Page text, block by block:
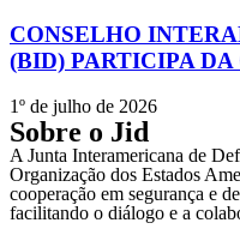
CONSELHO
(BID) PARTICIPA DA
1º de julho de 2026
Sobre o Jid
A Junta Interamericana de
Organização dos Estados
cooperação em segurança e
facilitando o diálogo e a